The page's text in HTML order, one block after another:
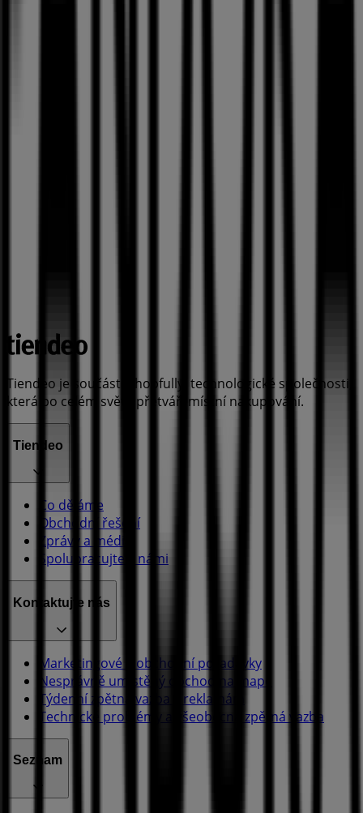
Tiendeo je součástí Shopfully, technologické společnosti,
která po celém světě přetváří místní nakupování.
Tiendeo
Co děláme
Obchodní řešení
Zprávy a média
Spolupracujte s námi
Kontaktujte nás
Marketingové a obchodní požadavky
Nesprávně umístěný obchod na mapě
Týdenní zpětná vazba k reklamám
Technické problémy a všeobecná zpětná vazba
Seznam